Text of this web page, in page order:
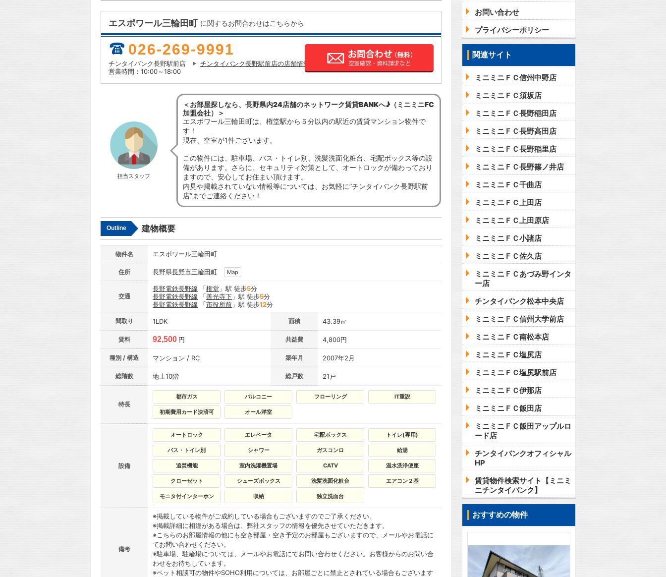
エスポワール三輪田町 に関するお問合わせはこちらから
026-269-9991
チンタイバンク長野駅前店
チンタイバンク長野駅前店の店舗情報
営業時間：10:00～18:00
担当スタッフ
＜お部屋探しなら、長野県内24店舗のネットワーク賃貸BANKへ♪（ミニミニFC
加盟会社）＞
エスポワール三輪田町は、権堂駅から５分以内の駅近の賃貸マンション物件で
す！
現在、空室が1件ございます。
この物件には、駐車場、バス・トイレ別、洗髪洗面化粧台、宅配ボックス等の設
備があります。さらに、セキュリティ対策として、オートロックが備わっており
ますので、安心してお住まい頂けます。
内見や掲載されていない情報等については、お気軽に”チンタイバンク長野駅前
店”までご連絡ください！
Outline 建物概要
物件名 エスポワール三輪田町
住所 長野県長野市三輪田町 Map
交通
長野電鉄長野線 「権堂 」駅 徒歩5分
長野電鉄長野線 「善光寺下 」駅 徒歩5分
長野電鉄長野線 「市役所前 」駅 徒歩12分
間取り 1LDK 面積 43.39㎡
賃料 92,500 円 共益費 4,800円
種別 / 構造 マンション / RC 築年月 2007年2月
総階数 地上10階 総戸数 21戸
特長
都市ガス バルコニー フローリング IT重説
初期費用カード決済可 オール洋室
設備
オートロック エレベータ 宅配ボックス トイレ(専用)
バス・トイレ別 シャワー ガスコンロ 給湯
追焚機能 室内洗濯機置場 CATV 温水洗浄便座
クローゼット シューズボックス 洗髪洗面化粧台 エアコン２基
モニタ付インターホン 収納 独立洗面台
備考
※掲載している物件がご成約している場合もございますのでご了承ください。
※掲載詳細に相違がある場合は、弊社スタッフの情報を優先させていただきます。
※こちらのお部屋情報の他にも空き部屋・空き予定のお部屋もございますので、メールやお電話に
てお問い合わせください。
※駐車場、駐輪場については、メールやお電話にてお問い合わせください。お客様からのお問い合
わせをお待ちしています。
※ペット相談可の物件やSOHO利用については、お部屋ごとに禁止とされている場合もございます
お問い合わせ
プライバシーポリシー
関連サイト
ミニミニＦＣ信州中野店
ミニミニＦＣ須坂店
ミニミニＦＣ長野稲田店
ミニミニＦＣ長野高田店
ミニミニＦＣ長野稲里店
ミニミニＦＣ長野篠ノ井店
ミニミニＦＣ千曲店
ミニミニＦＣ上田店
ミニミニＦＣ上田原店
ミニミニＦＣ小諸店
ミニミニＦＣ佐久店
ミニミニＦＣあづみ野インタ
ー店
チンタイバンク松本中央店
ミニミニＦＣ信州大学前店
ミニミニＦＣ南松本店
ミニミニＦＣ塩尻店
ミニミニＦＣ塩尻駅前店
ミニミニＦＣ伊那店
ミニミニＦＣ飯田店
ミニミニＦＣ飯田アップルロ
ード店
チンタイバンクオフィシャル
HP
賃貸物件検索サイト【ミニミ
ニチンタイバンク】
おすすめの物件